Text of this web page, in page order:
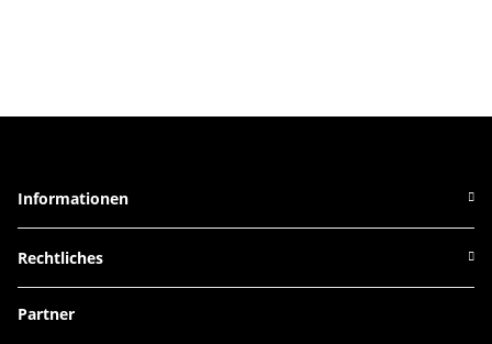
Informationen
Rechtliches
Partner